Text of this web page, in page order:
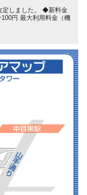
定しました。 ◆新料金
円 最大利用料金（機